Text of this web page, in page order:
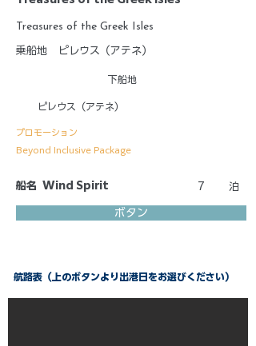
Treasures of the Greek Isles
乗船地 ピレウス（アテネ）
下船地
ピレウス（アテネ）
プロモーション
Beyond Inclusive Package
船名 Wind Spirit 7 泊
ボタン
航路表（上のボタンより出港日をお選びください）